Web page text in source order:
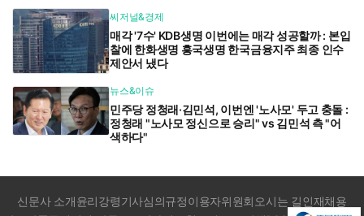
씨저널&경제
매각 '7수' KDB생명 이번에는 매각 성공할까 : 본입
찰에 한화생명 흥국생명 한국금융지주 최종 인수
제안서 냈다
뉴스&이슈
민주당 정청래·김민석, 이번엔 '노사모' 두고 충돌 :
정청래 "노사모 정신으로 승리" vs 김민석 측 "어
색하다"
신문사 소개윤리강령기사심의규정이용자위원회 오시는 길인재채용